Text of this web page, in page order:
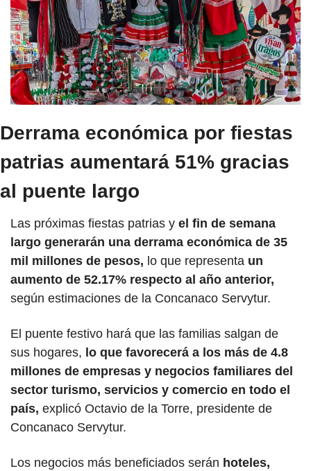
Derrama económica por fiestas
patrias aumentará 51% gracias
al puente largo
Las próximas fiestas patrias y el fin de semana
largo generarán una derrama económica de 35
mil millones de pesos, lo que representa un
aumento de 52.17% respecto al año anterior,
según estimaciones de la Concanaco Servytur.
El puente festivo hará que las familias salgan de
sus hogares, lo que favorecerá a los más de 4.8
millones de empresas y negocios familiares del
sector turismo, servicios y comercio en todo el
país, explicó Octavio de la Torre, presidente de
Concanaco Servytur.
Los negocios más beneficiados serán hoteles,